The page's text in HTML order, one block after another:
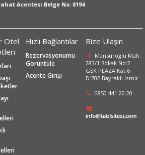
Acentesi Belge No: 8194
Otel
Hızlı Bağlantılar
Rezervasyonumu
Görüntüle
Acente Girişi
Bize Ulaşın
Mansuroğlu Mah.
283/1 Sokak No:2
GSK PLAZA Kat:6
D:702 Bayraklı İzmir
0850 441 20 20